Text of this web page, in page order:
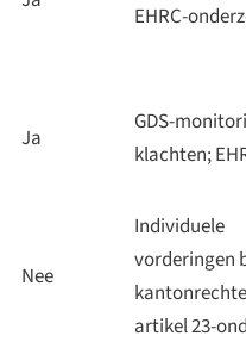
EHRC-
Ja
GDS-
klachten;
Nee
Individuele
vorderingen
artikel 23-